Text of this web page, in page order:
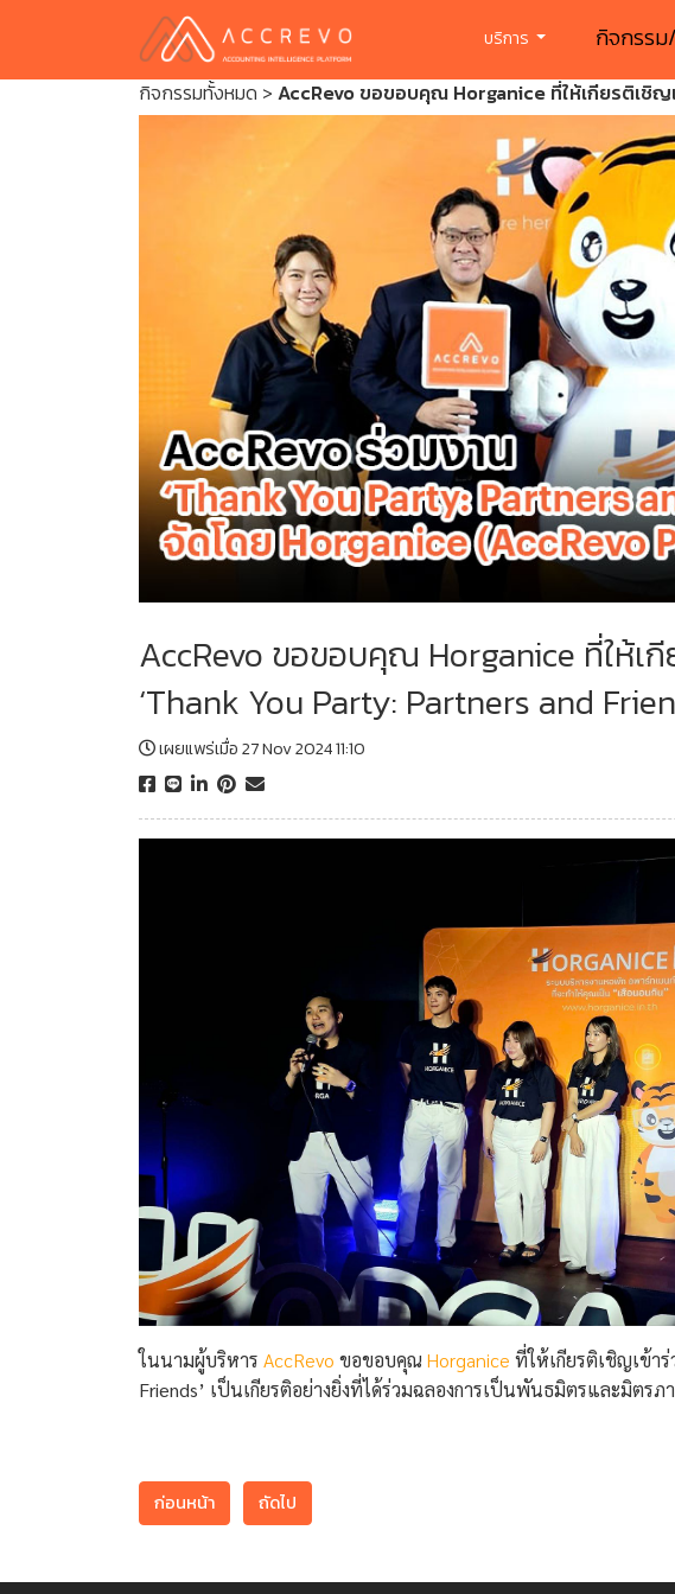
บริการ กิจกรรม
กิจกรรมทั้งหมด > AccRevo ขอขอบคุณ Horganice ที่ให้เกียรติเชิ
AccRevo ขอขอบคุณ Horganice ที่ให้เ
‘Thank You Party: Partners and
เผยแพร่เมื่อ 27 Nov 2024 11:10
ในนามผู้บริหาร AccRevo ขอขอบคุณ Horganice ที่ให้เกียรติเชิญเข้าร่
Friends’ เป็นเกียรติอย่างยิ่งที่ได้ร่วมฉลองการเป็นพันธมิตรและมิตร
ก่อนหน้า ถัดไป